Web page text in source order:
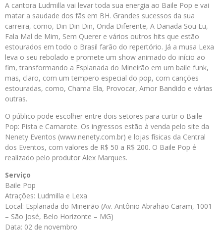
A cantora Ludmilla vai levar toda sua energia ao Baile Pop e vai
matar a saudade dos fãs em BH. Grandes sucessos da sua
carreira, como, Din Din Din, Onda Diferente, A Danada Sou Eu,
Fala Mal de Mim, Sem Querer e vários outros hits que estão
estourados em todo o Brasil farão do repertório. Já a musa Lexa
leva o seu rebolado e promete um show animado do início ao
fim, transformando a Esplanada do Mineirão em um baile funk,
mas, claro, com um tempero especial do pop, com canções
estouradas, como, Chama Ela, Provocar, Amor Bandido e várias
outras.
O público pode escolher entre dois setores para curtir o Baile
Pop: Pista e Camarote. Os ingressos estão à venda pelo site da
Nenety Eventos (www.nenety.com.br) e lojas físicas da Central
dos Eventos, com valores de R$ 50 a R$ 200. O Baile Pop é
realizado pelo produtor Alex Marques.
Serviço
Baile Pop
Atrações: Ludmilla e Lexa
Local: Esplanada do Mineirão (Av. Antônio Abrahão Caram, 1001
– São José, Belo Horizonte – MG)
Data: 02 de novembro